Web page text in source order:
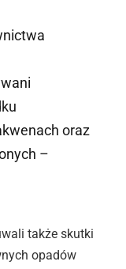
oraz
–
także skutki
opadów